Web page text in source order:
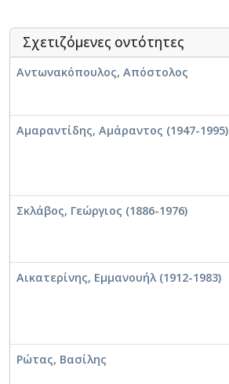
Σχετιζόμενες οντότητες
Αντωνακόπουλος, Απόστολος
Αμαραντίδης, Αμάραντος (1947-1995)
Σκλάβος, Γεώργιος (1886-1976)
Αικατερίνης, Εμμανουήλ (1912-1983)
Ρώτας, Βασίλης